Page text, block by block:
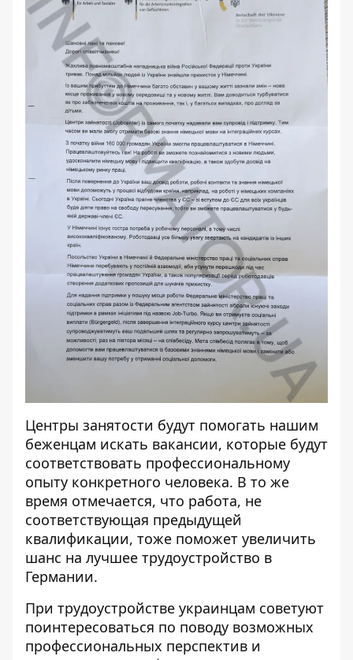
Центры занятости будут помогать нашим
беженцам искать вакансии, которые будут
соответствовать профессиональному
опыту конкретного человека. В то же
время отмечается, что работа, не
соответствующая предыдущей
квалификации, тоже поможет увеличить
шанс на лучшее трудоустройство в
Германии.
При трудоустройстве украинцам советуют
поинтересоваться по поводу возможных
профессиональных перспектив и